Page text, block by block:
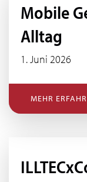
Mobile
Alltag
1. Juni 2026
MEHR